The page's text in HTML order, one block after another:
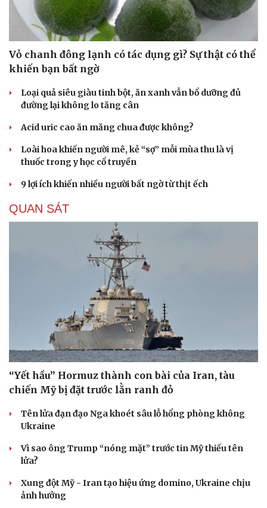
Vỏ chanh đông lạnh có tác dụng gì? Sự thật có thể
khiến bạn bất ngờ
Loại quả siêu giàu tinh bột, ăn xanh vẫn bổ dưỡng đủ
đường lại không lo tăng cân
Acid uric cao ăn măng chua được không?
Loài hoa khiến người mê, kẻ “sợ” mỗi mùa thu là vị
thuốc trong y học cổ truyền
9 lợi ích khiến nhiều người bất ngờ từ thịt ếch
QUAN SÁT
“Yết hầu” Hormuz thành con bài của Iran, tàu
chiến Mỹ bị đặt trước lằn ranh đỏ
Tên lửa đạn đạo Nga khoét sâu lỗ hổng phòng không
Ukraine
Vì sao ông Trump “nóng mặt” trước tin Mỹ thiếu tên
lửa?
Xung đột Mỹ - Iran tạo hiệu ứng domino, Ukraine chịu
ảnh hưởng